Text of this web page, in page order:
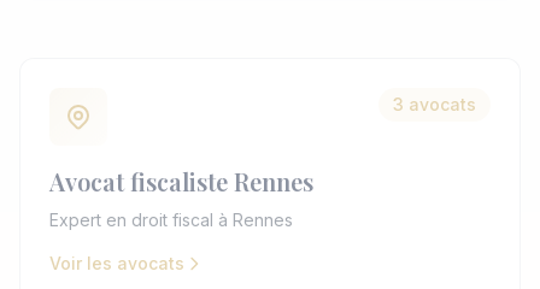
3 avocats
Avocat fiscaliste Rennes
Expert en droit fiscal à Rennes
Voir les avocats